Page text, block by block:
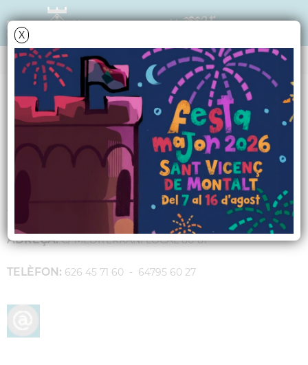
X
GUIA D'EMPRESES I COMERÇ
MARIA HANH NAIL
MANICURES, PERRUQUERIA I PESTANYES
ADREÇA:C/ MEDITERRANI LOCAL 80-81
TELÈFON: 626 45 71 60 - 64795 60 27